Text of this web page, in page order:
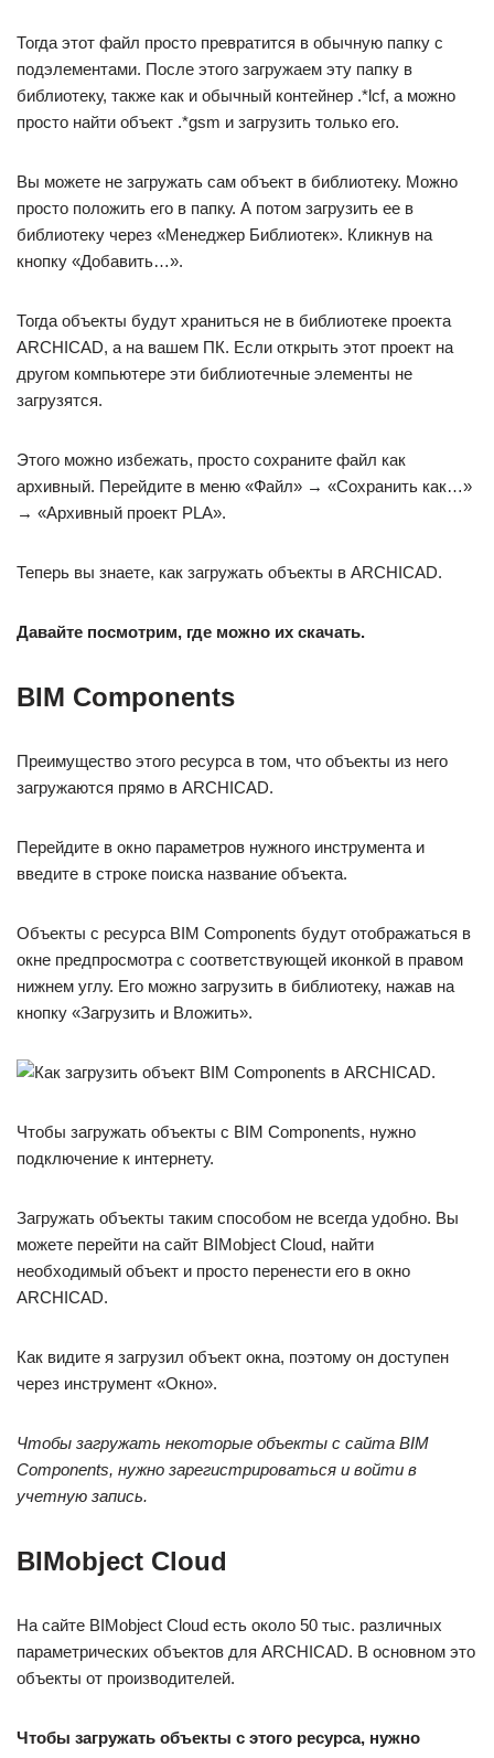
Тогда этот файл просто превратится в обычную папку с
подэлементами. После этого загружаем эту папку в
библиотеку, также как и обычный контейнер .*lcf, а можно
просто найти объект .*gsm и загрузить только его.
Вы можете не загружать сам объект в библиотеку. Можно
просто положить его в папку. А потом загрузить ее в
библиотеку через «Менеджер Библиотек». Кликнув на
кнопку «Добавить…».
Тогда объекты будут храниться не в библиотеке проекта
ARCHICAD, а на вашем ПК. Если открыть этот проект на
другом компьютере эти библиотечные элементы не
загрузятся.
Этого можно избежать, просто сохраните файл как
архивный. Перейдите в меню «Файл» → «Сохранить как…»
→ «Архивный проект PLA».
Теперь вы знаете, как загружать объекты в ARCHICAD.
Давайте посмотрим, где можно их скачать.
BIM Components
Преимущество этого ресурса в том, что объекты из него
загружаются прямо в ARCHICAD.
Перейдите в окно параметров нужного инструмента и
введите в строке поиска название объекта.
Объекты с ресурса BIM Components будут отображаться в
окне предпросмотра с соответствующей иконкой в правом
нижнем углу. Его можно загрузить в библиотеку, нажав на
кнопку «Загрузить и Вложить».
Чтобы загружать объекты с BIM Components, нужно
подключение к интернету.
Загружать объекты таким способом не всегда удобно. Вы
можете перейти на сайт BIMobject Cloud, найти
необходимый объект и просто перенести его в окно
ARCHICAD.
Как видите я загрузил объект окна, поэтому он доступен
через инструмент «Окно».
Чтобы загружать некоторые объекты с сайта BIM
Components, нужно зарегистрироваться и войти в
учетную запись.
BIMobject Cloud
На сайте BIMobject Cloud есть около 50 тыс. различных
параметрических объектов для ARCHICAD. В основном это
объекты от производителей.
Чтобы загружать объекты с этого ресурса, нужно